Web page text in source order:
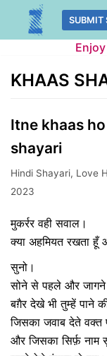
Skip
SUBMIT
KHAAS
Itne khaas
shayari
Hindi Shayari, Love
2023
मुकर्रर वही सवाल।
क्या अहमियत रखता हूँ
सुनो।
सोने से पहले और जागने
बग़ैर देखे भी तुम्हें पाने
जिसका जवाब देते
और जिसका सिर्फ़ नाम